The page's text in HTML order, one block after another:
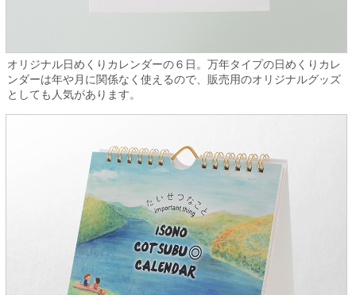
オリジナル日めくりカレンダーの６日。万年タイプの日めくりカレ
ンダーは年や月に関係なく使えるので、販売用のオリジナルグッズ
としても人気があります。